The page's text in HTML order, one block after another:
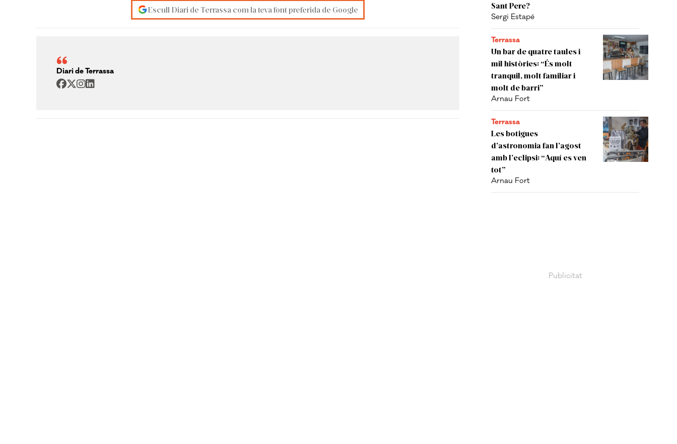
Sant Pere?
Sergi Estapé
Terrassa
Un bar de quatre taules i
mil històries: “És molt
tranquil, molt familiar i
molt de barri”
Arnau Fort
Terrassa
Les botigues
d’astronomia fan l’agost
amb l’eclipsi: “Aquí es ven
tot”
Arnau Fort
Escull Diari de Terrassa com la teva font preferida de Google
Diari de Terrassa